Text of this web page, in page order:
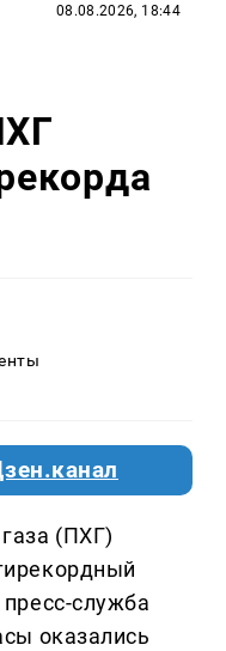
08.08.2026, 18:44
(ПХГ)
служба
оказались